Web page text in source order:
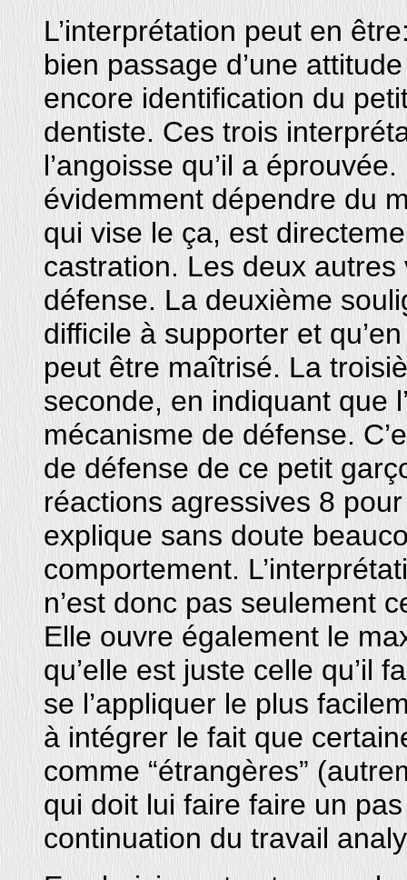
L’interprétation peut en
bien passage d’une
encore identification du
dentiste. Ces trois
l’angoisse qu’il a
évidemment dépendre du
qui vise le ça, est
castration. Les deux
défense. La deuxième
difficile à supporter et
peut être maîtrisé. La
seconde, en indiquant que
mécanisme de défense.
de défense de ce petit
réactions agressives 8
explique sans doute
comportement.
n’est donc pas seulement
Elle ouvre également le
qu’elle est juste celle qu’il
se l’appliquer le plus
à intégrer le fait que
comme “étrangères”
qui doit lui faire faire un
continuation du travail